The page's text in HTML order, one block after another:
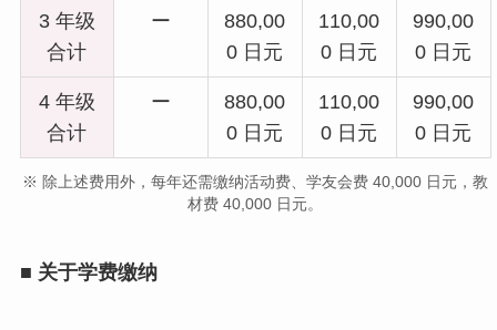
3 年级
合计
ー
880,00
0 日元
110,00
0 日元
990,00
0 日元
4 年级
合计
ー
880,00
0 日元
110,00
0 日元
990,00
0 日元
※ 除上述费用外，每年还需缴纳活动费、学友会费 40,000 日元，教
材费 40,000 日元。
■ 关于学费缴纳